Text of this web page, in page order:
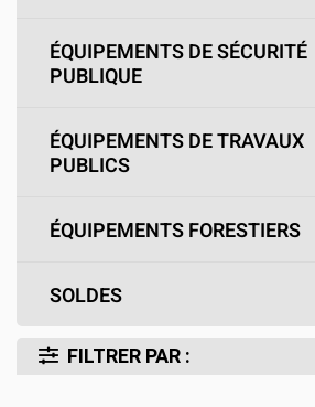
ÉQUIPEMENTS DE SÉCURITÉ
PUBLIQUE
ÉQUIPEMENTS DE TRAVAUX
PUBLICS
ÉQUIPEMENTS FORESTIERS
SOLDES
FILTRER PAR :